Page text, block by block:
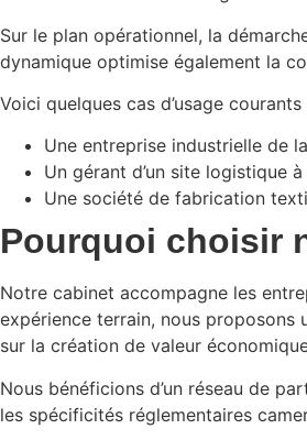
Sur le plan opérationnel, la
dynamique optimise également la
Voici quelques cas d’usage courants
Une entreprise industrielle de
Un gérant d’un site logistique
Une société de fabrication
Pourquoi choisir
Notre cabinet accompagne les
expérience terrain, nous proposons
sur la création de valeur
Nous bénéficions d’un réseau de
les spécificités réglementaires